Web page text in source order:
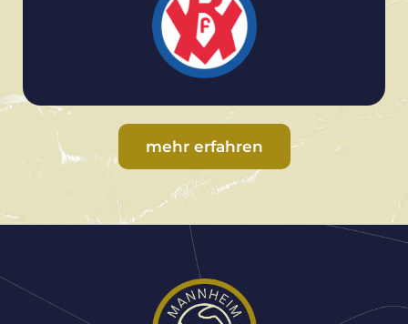
mehr erfahren